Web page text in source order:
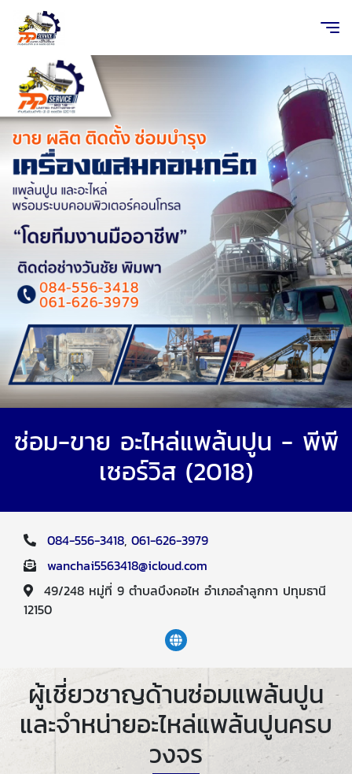
ซ่อม-ขาย อะไหล่แพล้นปูน - พีพี
เซอร์วิส (2018)
084-556-3418, 061-626-3979
wanchai5563418@icloud.com
49/248 หมู่ที่ 9 ตำบลบึงคอไห อำเภอลำลูกกา ปทุมธานี
12150
ผู้เชี่ยวชาญด้านซ่อมแพล้นปูน
และจำหน่ายอะไหล่แพล้นปูนครบ
วงจร